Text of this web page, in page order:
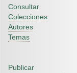
Consultar
Colecciones
Autores
Temas
Publicar